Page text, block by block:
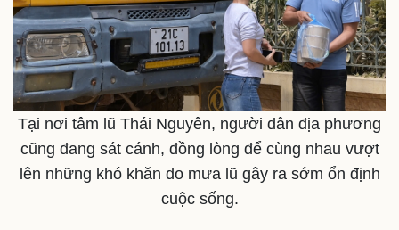
Tại nơi tâm lũ Thái Nguyên, người dân địa phương
cũng đang sát cánh, đồng lòng để cùng nhau vượt
lên những khó khăn do mưa lũ gây ra sớm ổn định
cuộc sống.